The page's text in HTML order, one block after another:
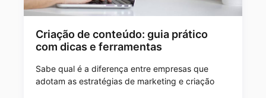
Criação de conteúdo: guia prático
com dicas e ferramentas
Sabe qual é a diferença entre empresas que
adotam as estratégias de marketing e criação